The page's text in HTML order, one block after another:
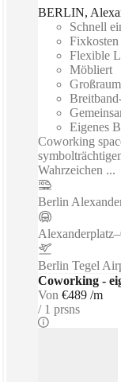
BERLIN,
Schnell
Fixkosten
Flexible
Möbliert
Eigenes
Coworking
Wahrzeichen ...
Berlin
Alexanderplatz–
Berlin Tegel
Coworking -
Von €489 /m
1 prsns